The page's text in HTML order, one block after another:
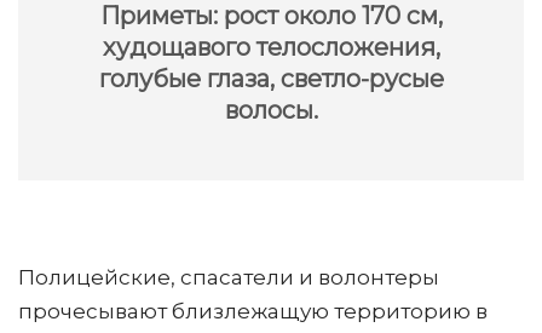
Приметы: рост около 170 см,
худощавого телосложения,
голубые глаза, светло-русые
волосы.
Полицейские, спасатели и волонтеры
прочесывают близлежащую территорию в